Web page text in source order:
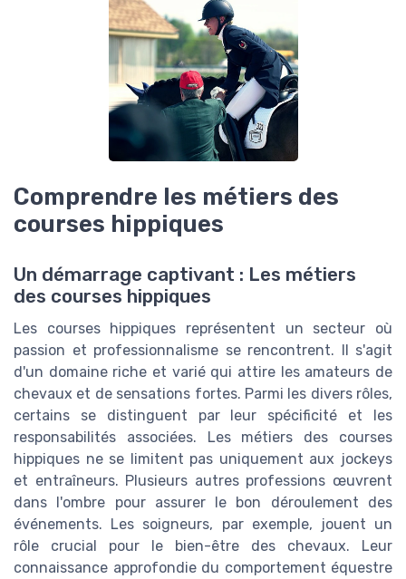
Comprendre les métiers des
courses hippiques
Un démarrage captivant : Les métiers
des courses hippiques
Les courses hippiques représentent un secteur où
passion et professionnalisme se rencontrent. Il s'agit
d'un domaine riche et varié qui attire les amateurs de
chevaux et de sensations fortes. Parmi les divers rôles,
certains se distinguent par leur spécificité et les
responsabilités associées. Les métiers des courses
hippiques ne se limitent pas uniquement aux jockeys
et entraîneurs. Plusieurs autres professions œuvrent
dans l'ombre pour assurer le bon déroulement des
événements. Les soigneurs, par exemple, jouent un
rôle crucial pour le bien-être des chevaux. Leur
connaissance approfondie du comportement équestre